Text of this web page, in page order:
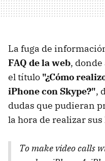
La fuga de
FAQ de la web,
el título "¿Cómo
iPhone con Skype?",
dudas que pudieran
la hora de realizar
To make video calls